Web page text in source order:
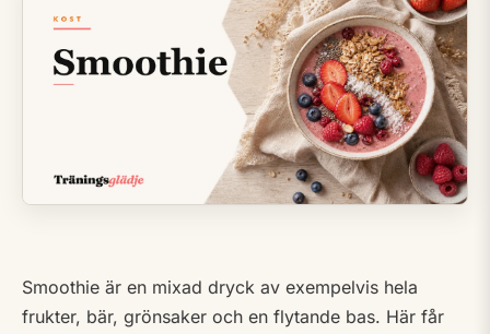
Smoothie är en mixad dryck av exempelvis hela
frukter, bär, grönsaker och en flytande bas. Här får